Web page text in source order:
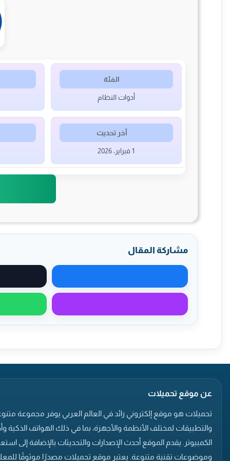
الفئة
أدوات النظام
آخر تحديث
1 فبراير، 2026
مشاركة المقال
مشاركة على فيسبوك
مشاركة عبر ماسنجر
عن موقع تحميلات
تحميلات هو موقع إلكتروني رائد في العالم العربي يوفر مجموعة
والتطبيقات لمختلف الأنظمة والأجهزة، بما في ذلك الهواتف الذكية
الكمبيوتر. يقدم الموقع أحدث الإصدارات والتحديثات بالإضافة إلى
وموضوعات تقنية متنوعة. يعتبر موقع تحميلات مصدرًا موثوقًا